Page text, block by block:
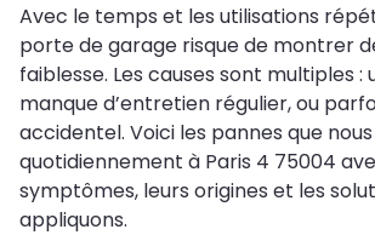
Avec le temps et les utilisations
porte de garage risque de montrer
faiblesse. Les causes sont multiples :
manque d’entretien régulier, ou
accidentel. Voici les pannes que
quotidiennement à Paris 4 75004
symptômes, leurs origines et les
appliquons.